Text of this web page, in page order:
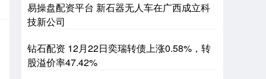
易操盘配资平台 新石器无人车在广西成立科
技新公司
钻石配资 12月22日奕瑞转债上涨0.58%，转
股溢价率47.42%